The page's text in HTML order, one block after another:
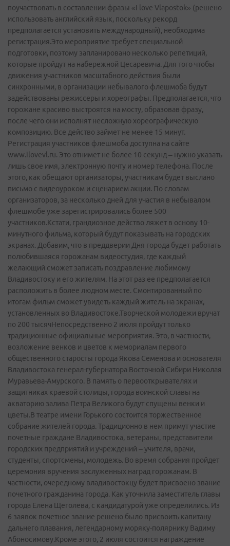
поучаствовать в составлении фразы «I love Vlapostok» (решено
использовать английский язык, поскольку рекорд
предполагается установить международный), необходима
регистрация.Это мероприятие требует специальной
подготовки, поэтому запланировано несколько репетиций,
которые пройдут на набережной Цесаревича. Для того чтобы
движения участников масштабного действия были
синхронными, в организации небывалого флешмоба будут
задействованы режиссеры и хореографы. Предполагается, что
горожане красиво выстроятся на мосту, образовав фразу,
после чего они исполнят несложную хореографическую
композицию. Все действо займет не менее 15 минут.
Регистрация участников флешмоба доступна на сайте
www.ilovevl.ru. Это отнимет не более 10 секунд – нужно указать
лишь свое имя, электронную почту и номер телефона. После
этого, как обещают организаторы, участникам будет выслано
письмо с видеоуроком и сценарием акции. По словам
организаторов, за несколько дней для участия в небывалом
флешмобе уже зарегистрировались более 500
участников.Кстати, грандиозное действо ляжет в основу 10-
минутного фильма, который будут показывать на городских
экранах. Добавим, что в преддверии Дня города будет работать
полюбившаяся горожанам видеостудия, где каждый
желающий сможет записать поздравление любимому
Владивостоку и его жителям. На этот раз ее предполагается
расположить в более людном месте. Смонтированный по
итогам фильм сможет увидеть каждый житель на экранах,
установленных во Владивостоке.Творческой молодежи вручат
по 200 тысячНепосредственно 2 июля пройдут только
традиционные официальные мероприятия. Это, в частности,
возложение венков и цветов к мемориалам первого
общественного старосты города Якова Семенова и основателя
Владивостока генерал­-губернатора Восточной Сибири Николая
Муравьева-Амурского. В память о первооткрывателях и
защитниках краевой столицы, города воинской славы на
акваторию залива Петра Великого будут спущены венки и
цветы.В театре имени Горького состоится торжественное
собрание жителей города. Традиционно в нем примут участие
почетные граждане Владивостока, ветераны, представители
городских предприятий и учреждений – учителя, врачи,
студенты, спортсмены, молодежь. Во время собрания пройдет
церемония вручения заслуженных наград горожанам. В
частности, очередному владивостокцу будет присвоено звание
почетного гражданина города. Как уточнила заместитель главы
города Елена Щеголева, с кандидатурой уже определились. Из
6 заявок почетное звание решено было присвоить капитану
дальнего плавания, легендарному моряку-полярнику Вадиму
Абоносимову.Кроме этого, 2 июля состоится награждение